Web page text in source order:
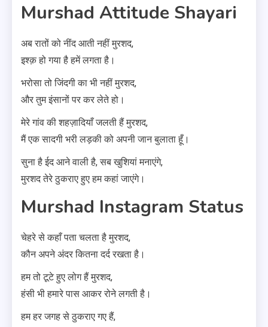
Murshad Attitude Shayari
अब रातों को नींद आती नहीं मुरशद,
इश्क़ हो गया है हमें लगता है।
भरोसा तो जिंदगी का भी नहीं मुरशद,
और तुम इंसानों पर कर लेते हो।
मेरे गांव की शहज़ादियाँ जलती हैं मुरशद,
मैं एक सादगी भरी लड़की को अपनी जान बुलाता हूँ।
सुना है ईद आने वाली है, सब खुशियां मनाएंगे,
मुरशद तेरे ठुकराए हुए हम कहां जाएंगे।
Murshad Instagram Status
चेहरे से कहाँ पता चलता है मुरशद,
कौन अपने अंदर कितना दर्द रखता है।
हम तो टूटे हुए लोग हैं मुरशद,
हंसी भी हमारे पास आकर रोने लगती है।
हम हर जगह से ठुकराए गए हैं,